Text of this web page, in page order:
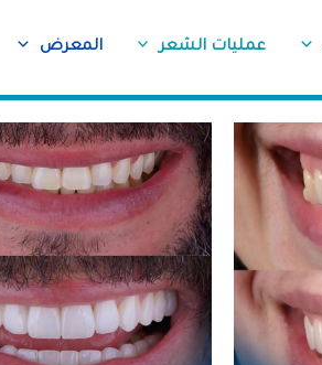
عمليات الشعر المعرض